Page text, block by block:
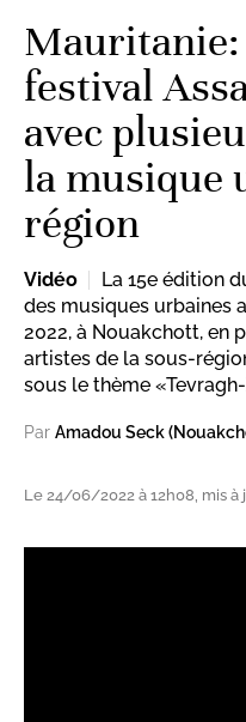
festival
avec
la musique
région
Vidéo
La 15e édition
des musiques urbaines
2022, à Nouakchott, en
artistes de la sous-
sous le thème
Par Amadou Seck
Le 24/06/2022 à 12h08, mis